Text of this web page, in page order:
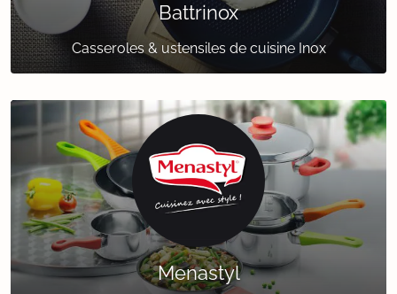
Battrinox
Casseroles & ustensiles de cuisine Inox
Menastyl